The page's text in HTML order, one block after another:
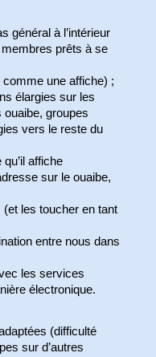
général à l’intérieur
prêts à se
comme une affiche) ;
élargies sur les
groupes
vers le reste du
affiche
sur le ouaibe,
les toucher en tant
entre nous dans
les services
électronique.
(difficulté
sur d’autres